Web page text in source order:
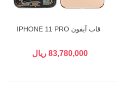
قاب آیفون IPHONE 11 PRO
83,780,000 ریال